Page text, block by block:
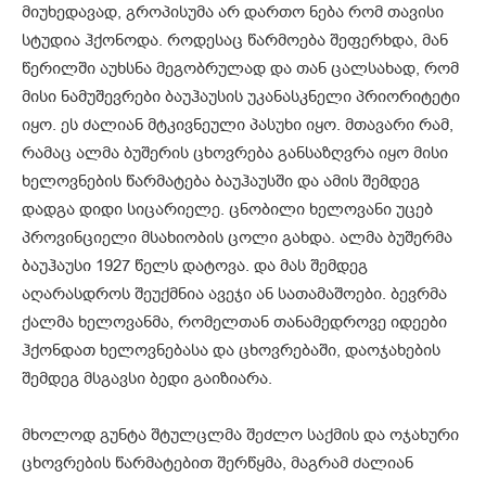
მიუხედავად, გროპისუმა არ დართო ნება რომ თავისი
სტუდია ჰქონოდა. როდესაც წარმოება შეფერხდა, მან
წერილში აუხსნა მეგობრულად და თან ცალსახად, რომ
მისი ნამუშევრები ბაუჰაუსის უკანასკნელი პრიორიტეტი
იყო. ეს ძალიან მტკივნეული პასუხი იყო. მთავარი რამ,
რამაც ალმა ბუშერის ცხოვრება განსაზღვრა იყო მისი
ხელოვნების წარმატება ბაუჰაუსში და ამის შემდეგ
დადგა დიდი სიცარიელე. ცნობილი ხელოვანი უცებ
პროვინციელი მსახიობის ცოლი გახდა. ალმა ბუშერმა
ბაუჰაუსი 1927 წელს დატოვა. და მას შემდეგ
აღარასდროს შეუქმნია ავეჯი ან სათამაშოები. ბევრმა
ქალმა ხელოვანმა, რომელთან თანამედროვე იდეები
ჰქონდათ ხელოვნებასა და ცხოვრებაში, დაოჯახების
შემდეგ მსგავსი ბედი გაიზიარა.
მხოლოდ გუნტა შტულცლმა შეძლო საქმის და ოჯახური
ცხოვრების წარმატებით შერწყმა, მაგრამ ძალიან